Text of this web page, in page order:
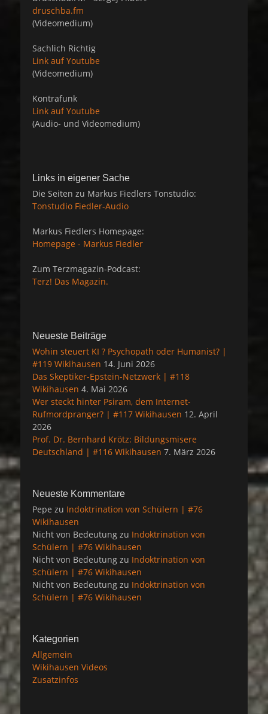
druschba.fm
(Videomedium)
Sachlich Richtig
Link auf Youtube
(Videomedium)
Kontrafunk
Link auf Youtube
(Audio- und Videomedium)
Links in eigener Sache
Die Seiten zu Markus Fiedlers Tonstudio:
Tonstudio Fiedler-Audio
Markus Fiedlers Homepage:
Homepage - Markus Fiedler
Zum Terzmagazin-Podcast:
Terz! Das Magazin.
Neueste Beiträge
Wohin steuert KI ? Psychopath oder Humanist? |
#119 Wikihausen 14. Juni 2026
Das Skeptiker-Epstein-Netzwerk | #118
Wikihausen 4. Mai 2026
Wer steckt hinter Psiram, dem Internet-
Rufmordpranger? | #117 Wikihausen 12. April
2026
Prof. Dr. Bernhard Krötz: Bildungsmisere
Deutschland | #116 Wikihausen 7. März 2026
Neueste Kommentare
Pepe zu Indoktrination von Schülern | #76
Wikihausen
Nicht von Bedeutung zu Indoktrination von
Schülern | #76 Wikihausen
Nicht von Bedeutung zu Indoktrination von
Schülern | #76 Wikihausen
Nicht von Bedeutung zu Indoktrination von
Schülern | #76 Wikihausen
Kategorien
Allgemein
Wikihausen Videos
Zusatzinfos